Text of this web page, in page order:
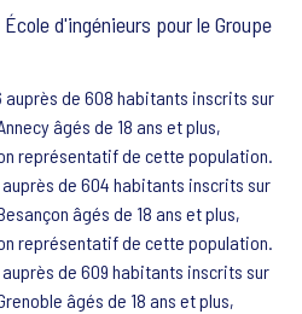
d'ingénieurs pour le Groupe
auprès de 608 habitants inscrits sur
âgés de 18 ans et plus,
représentatif de cette population.
auprès de 604 habitants inscrits sur
âgés de 18 ans et plus,
représentatif de cette population.
auprès de 609 habitants inscrits sur
âgés de 18 ans et plus,